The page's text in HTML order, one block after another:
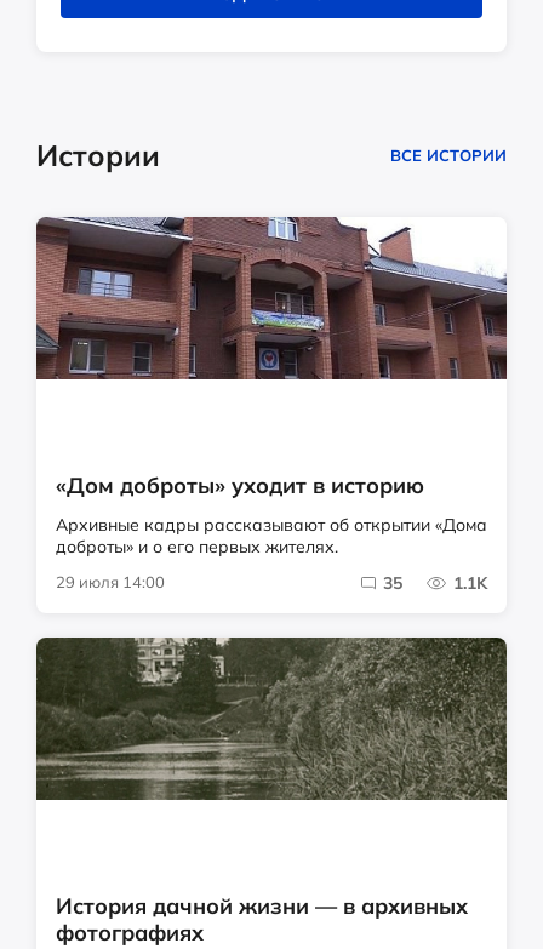
Истории ВСЕ ИСТОРИИ
«Дом доброты» уходит в историю
Архивные кадры рассказывают об открытии «Дома
доброты» и о его первых жителях.
29 июля 14:00 35 1.1K
История дачной жизни — в архивных
фотографиях